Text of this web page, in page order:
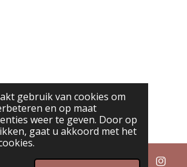
gebruik van cookies om
en op maat
weer te geven. Door op
gaat u akkoord met het